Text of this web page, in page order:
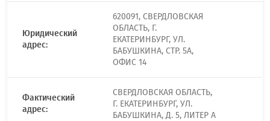
Юридический
адрес:
620091, СВЕРДЛОВСКАЯ
ОБЛАСТЬ, Г.
ЕКАТЕРИНБУРГ, УЛ.
БАБУШКИНА, СТР. 5А,
ОФИС 14
Фактический
адрес:
СВЕРДЛОВСКАЯ ОБЛАСТЬ,
Г. ЕКАТЕРИНБУРГ, УЛ.
БАБУШКИНА, Д. 5, ЛИТЕР А